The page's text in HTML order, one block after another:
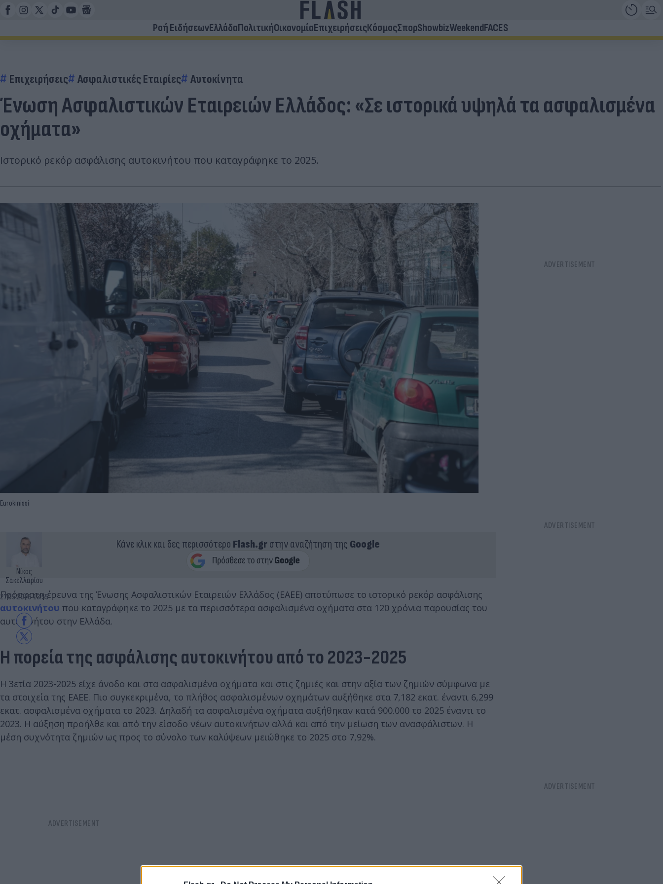
Ροή ΕιδήσεωνΕλλάδαΠολιτικήΟικονομίαΕπιχειρήσειςΚόσμοςΣπορShowbizWeekendFACES
Επιχειρήσεις Ασφαλιστικές Εταιρίες Αυτοκίνητα
Ένωση Ασφαλιστικών Εταιρειών Ελλάδος: «Σε ιστορικά υψηλά τα ασφαλισμένα
οχήματα»
Ιστορικό ρεκόρ ασφάλισης αυτοκινήτου που καταγράφηκε το 2025.
Eurokinissi
Νίκος
Σακελλαρίου
27.05.2026 13:55
Κάνε κλικ και δες περισσότερο Flash.grστην αναζήτηση της Google
Πρόσφατη έρευνα της Ένωσης Ασφαλιστικών Εταιρειών Ελλάδος (ΕΑΕΕ) αποτύπωσε το ιστορικό ρεκόρ ασφάλισης
αυτοκινήτου που καταγράφηκε το 2025 με τα περισσότερα ασφαλισμένα οχήματα στα 120 χρόνια παρουσίας του
αυτοκινήτου στην Ελλάδα.
Η πορεία της ασφάλισης αυτοκινήτου από το 2023-2025
Η 3ετία 2023-2025 είχε άνοδο και στα ασφαλισμένα οχήματα και στις ζημιές και στην αξία των ζημιών σύμφωνα με
τα στοιχεία της ΕΑΕΕ. Πιο συγκεκριμένα, το πλήθος ασφαλισμένων οχημάτων αυξήθηκε στα 7,182 εκατ. έναντι 6,299
εκατ. ασφαλισμένα οχήματα το 2023. Δηλαδή τα ασφαλισμένα οχήματα αυξήθηκαν κατά 900.000 το 2025 έναντι το
2023. Η αύξηση προήλθε και από την είσοδο νέων αυτοκινήτων αλλά και από την μείωση των ανασφάλιστων. Η
μέση συχνότητα ζημιών ως προς το σύνολο των καλύψεων μειώθηκε το 2025 στο 7,92%.